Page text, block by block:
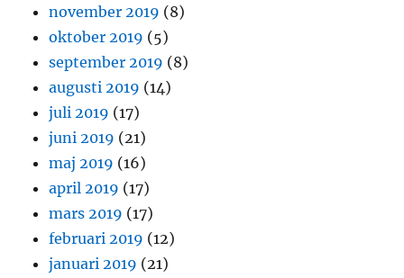
november 2019 (8)
oktober 2019 (5)
september 2019 (8)
augusti 2019 (14)
juli 2019 (17)
juni 2019 (21)
maj 2019 (16)
april 2019 (17)
mars 2019 (17)
februari 2019 (12)
januari 2019 (21)